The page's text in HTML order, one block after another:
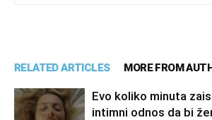
RELATED ARTICLES MORE FROM
Evo koliko minuta
intimni odnos da bi